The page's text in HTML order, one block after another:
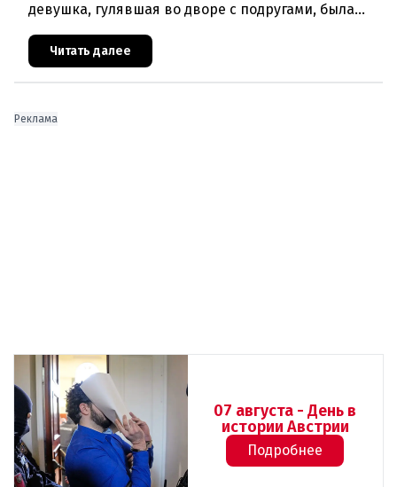
девушка, гулявшая во дворе с подругами, была
ранена выстрелом из пневматического оружия.
Полиция задержала двух п
Читать далее
Реклама
07 августа - День в
истории Австрии
Подробнее